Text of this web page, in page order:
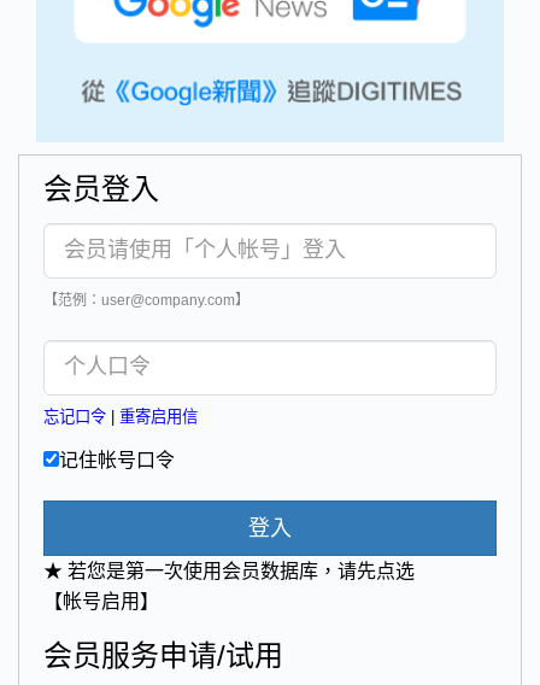
会员登入
【范例：user@company.com】
忘记口令 重寄启用信
记住帐号口令
登入
★ 若您是第一次使用会员数据库，请先点选
【帐号启用】
会员服务申请/试用